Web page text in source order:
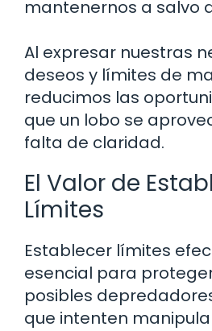
mantenernos a salvo
Al expresar nuestras
deseos y límites de
reducimos las
que un lobo se
falta de claridad.
El Valor de
Límites
Establecer límites
esencial para
posibles
que intenten